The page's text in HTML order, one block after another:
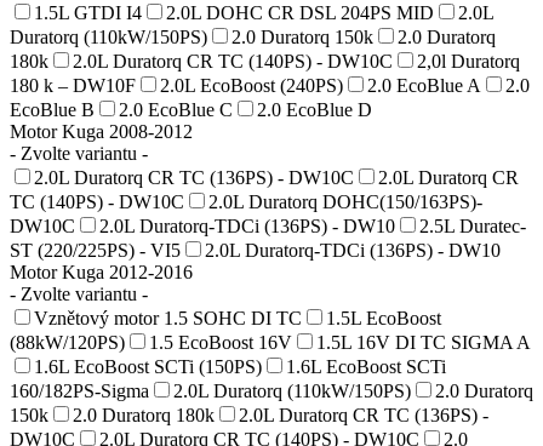
1.5L GTDI I4
2.0L DOHC CR DSL 204PS MID
2.0L
Duratorq (110kW/150PS)
2.0 Duratorq 150k
2.0 Duratorq
180k
2.0L Duratorq CR TC (140PS) - DW10C
2,0l Duratorq
180 k – DW10F
2.0L EcoBoost (240PS) 2.0 EcoBlue A
2.0
EcoBlue B
2.0 EcoBlue C
2.0 EcoBlue D
Motor Kuga 2008-2012
- Zvolte variantu -
2.0L Duratorq CR TC (136PS) - DW10C
2.0L Duratorq CR
TC (140PS) - DW10C
2.0L Duratorq DOHC(150/163PS)-
DW10C
2.0L Duratorq-TDCi (136PS) - DW10
2.5L Duratec-
ST (220/225PS) - VI5
2.0L Duratorq-TDCi (136PS) - DW10
Motor Kuga 2012-2016
- Zvolte variantu -
Vznětový motor 1.5 SOHC DI TC
1.5L EcoBoost
(88kW/120PS)
1.5 EcoBoost 16V
1.5L 16V DI TC SIGMA A
1.6L EcoBoost SCTi (150PS)
1.6L EcoBoost SCTi
160/182PS-Sigma
2.0L Duratorq (110kW/150PS)
2.0 Duratorq
150k
2.0 Duratorq 180k
2.0L Duratorq CR TC (136PS) -
DW10C
2.0L Duratorq CR TC (140PS) - DW10C
2.0